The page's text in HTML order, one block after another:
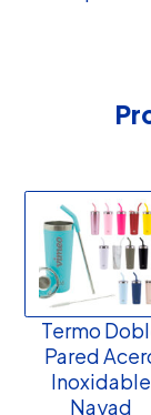
Termo
Pared
Inoxidable
Nayad